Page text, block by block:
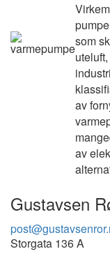
som
av
av
Gustavsen
Storgata 136 A